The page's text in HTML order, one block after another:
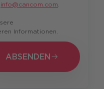
info@cancom.com
Informationen.
ABSENDEN
ABSENDEN